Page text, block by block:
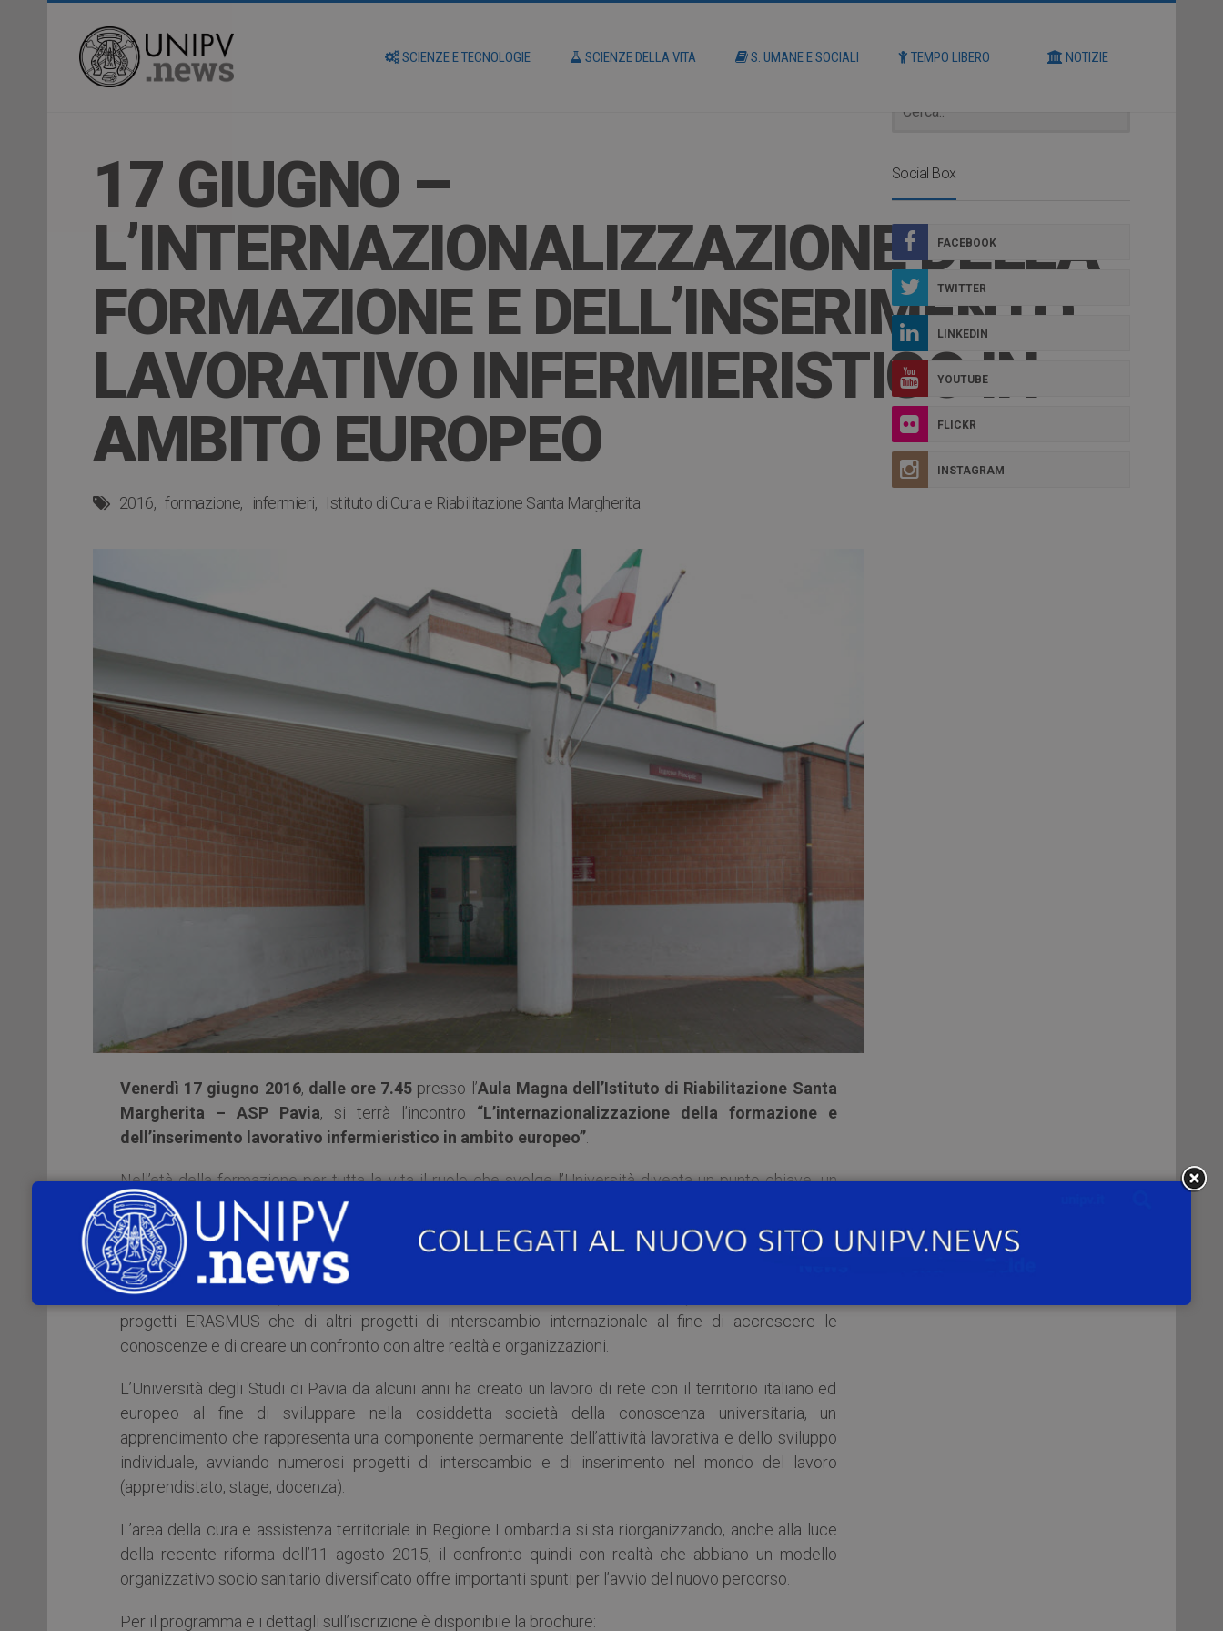
SCIENZE E TECNOLOGIE SCIENZE DELLA VITA S. UMANE E SOCIALI TEMPO LIBERO NOTIZIE
17 GIUGNO –
L’INTERNAZIONALIZZAZIONE DELLA
FORMAZIONE E DELL’INSERIMENTO
LAVORATIVO INFERMIERISTICO IN
AMBITO EUROPEO
2016 formazione infermieri Istituto di Cura e Riabilitazione Santa Margherita
Venerdì 17 giugno 2016, dalle ore 7.45 presso l’Aula Magna dell’Istituto di Riabilitazione Santa
Margherita – ASP Pavia, si terrà l’incontro “L’internazionalizzazione della formazione e
dell’inserimento lavorativo infermieristico in ambito europeo”
Nell’età della formazione per tutta la vita il ruolo che svolge l’Università diventa un punto chiave, un
livello quasi irrinunciabile che richiede comunque una prosecuzione nello sviluppo di capacità e
competenze da acquisire o migliorare per l’ingresso o il re-ingresso nel mondo del lavoro.
Con tale premessa, il panorama che si apre a livello europeo, per quanto attiene la professione
infermieristica è di un percorso di interscambio universitario creato con diversi paesi sia all’interno di
progetti ERASMUS che di altri progetti di interscambio internazionale al fine di accrescere le
conoscenze e di creare un confronto con altre realtà e organizzazioni.
L’Università degli Studi di Pavia da alcuni anni ha creato un lavoro di rete con il territorio italiano ed
europeo al fine di sviluppare nella cosiddetta società della conoscenza universitaria, un
apprendimento che rappresenta una componente permanente dell’attività lavorativa e dello sviluppo
individuale, avviando numerosi progetti di interscambio e di inserimento nel mondo del lavoro
(apprendistato, stage, docenza).
L’area della cura e assistenza territoriale in Regione Lombardia si sta riorganizzando, anche alla luce
della recente riforma dell’11 agosto 2015, il confronto quindi con realtà che abbiano un modello
organizzativo socio sanitario diversificato offre importanti spunti per l’avvio del nuovo percorso.
Per il programma e i dettagli sull’iscrizione è disponibile la brochure:
Social Box
FACEBOOK
TWITTER
LINKEDIN
YOUTUBE
FLICKR
INSTAGRAM